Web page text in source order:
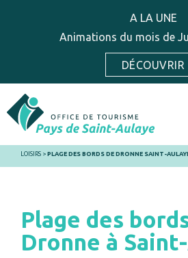
A LA UNE
Animations du mois de
DÉCOUVRIR
LOISIRS > PLAGE DES BORDS DE DRONNE SAINT-
Plage des
Dronne à